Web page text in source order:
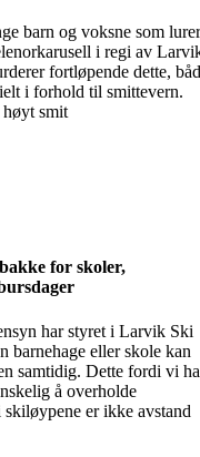
barn og voksne som lurer
i regi av
fortløpende dette,
i forhold til smittevern.
høyt smit
for skoler,
har styret i Larvik Ski
barnehage eller skole kan
samtidig. Dette fordi vi
å overholde
skiløypene er ikke avstand